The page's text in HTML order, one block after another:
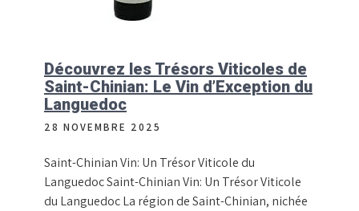
Découvrez les Trésors Viticoles de
Saint-Chinian: Le Vin d’Exception du
Languedoc
28 NOVEMBRE 2025
Saint-Chinian Vin: Un Trésor Viticole du
Languedoc Saint-Chinian Vin: Un Trésor Viticole
du Languedoc La région de Saint-Chinian, nichée